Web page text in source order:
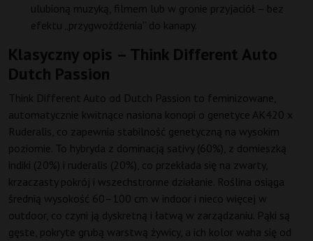
ulubioną muzyką, filmem lub w gronie przyjaciół – bez
efektu „przygwożdżenia” do kanapy.
Klasyczny opis – Think Different Auto
Dutch Passion
Think Different Auto od Dutch Passion to feminizowane,
automatycznie kwitnące nasiona konopi o genetyce AK420 x
Ruderalis, co zapewnia stabilność genetyczną na wysokim
poziomie. To hybryda z dominacją sativy (60%), z domieszką
indiki (20%) i ruderalis (20%), co przekłada się na zwarty,
krzaczasty pokrój i wszechstronne działanie. Roślina osiąga
średnią wysokość 60–100 cm w indoor i nieco więcej w
outdoor, co czyni ją dyskretną i łatwą w zarządzaniu. Pąki są
gęste, pokryte grubą warstwą żywicy, a ich kolor waha się od